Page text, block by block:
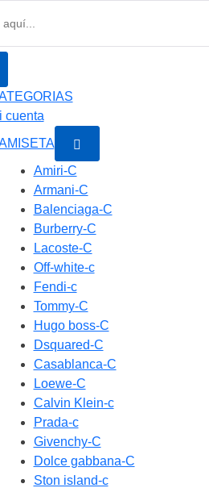
cuenta
Amiri-C
Armani-C
Balenciaga-C
Burberry-C
Lacoste-C
Off-white-c
Fendi-c
Tommy-C
Hugo boss-C
Dsquared-C
Casablanca-C
Loewe-C
Calvin Klein-c
Prada-c
Givenchy-C
Dolce gabbana-C
Ston island-c